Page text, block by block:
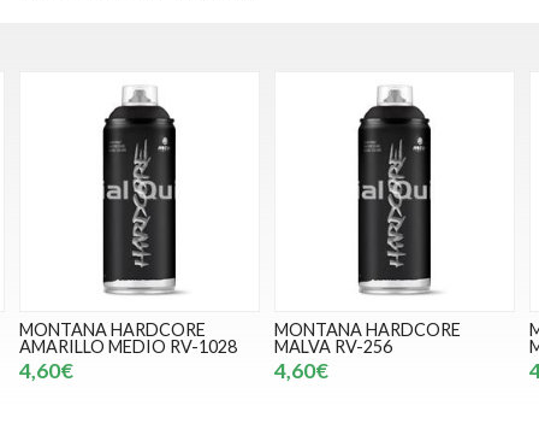
MONTANA HARDCORE
AMARILLO MEDIO RV-1028
4,60€
MONTANA HARDCORE
MALVA RV-256
4,60€